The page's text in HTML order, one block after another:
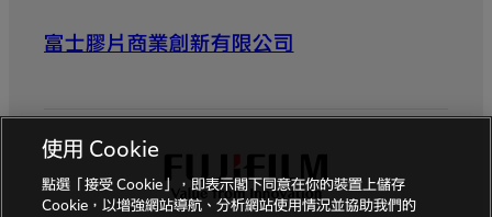
富士膠片商業創新有限公司
使用 Cookie
點選「接受 Cookie」，即表示閣下同意在你的裝置上儲存
Cookie，以增強網站導航、分析網站使用情況並協助我們的